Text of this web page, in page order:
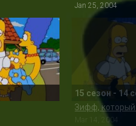
Jan 25, 2004
15 сезон - 14
Зифф,
Mar 14, 2004